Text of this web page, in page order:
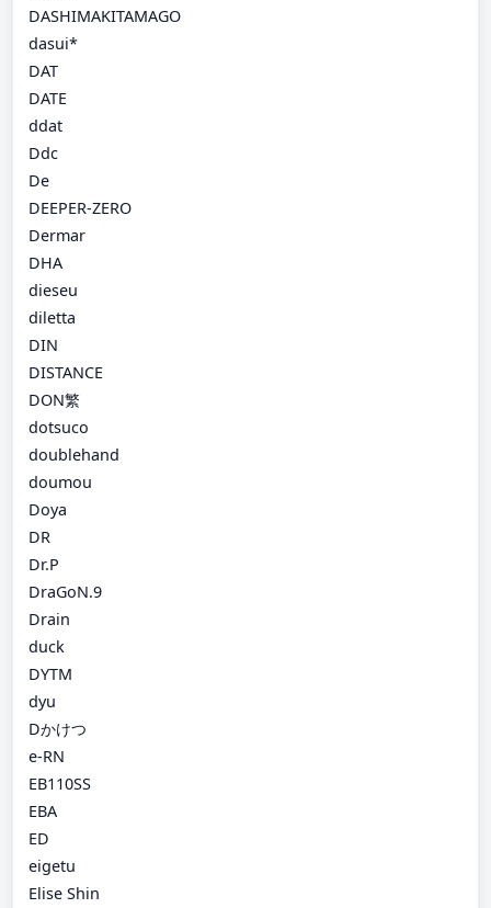
DASHIMAKITAMAGO
dasui*
DAT
DATE
ddat
Ddc
De
DEEPER-ZERO
Dermar
DHA
dieseu
diletta
DIN
DISTANCE
DON繁
dotsuco
doublehand
doumou
Doya
DR
Dr.P
DraGoN.9
Drain
duck
DYTM
dyu
Dかけつ
e-RN
EB110SS
EBA
ED
eigetu
Elise Shin